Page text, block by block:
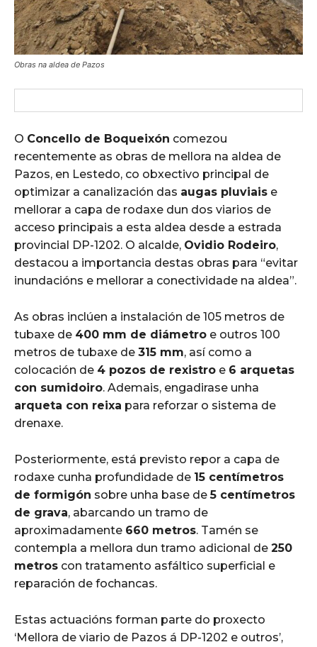
Obras na aldea de Pazos
O Concello de Boqueixón comezou
recentemente as obras de mellora na aldea de
Pazos, en Lestedo, co obxectivo principal de
optimizar a canalización das augas pluviais e
mellorar a capa de rodaxe dun dos viarios de
acceso principais a esta aldea desde a estrada
provincial DP-1202. O alcalde, Ovidio Rodeiro,
destacou a importancia destas obras para “evitar
inundacións e mellorar a conectividade na aldea”.
As obras inclúen a instalación de 105 metros de
tubaxe de 400 mm de diámetro e outros 100
metros de tubaxe de 315 mm, así como a
colocación de 4 pozos de rexistro e 6 arquetas
con sumidoiro. Ademais, engadirase unha
arqueta con reixa para reforzar o sistema de
drenaxe.
Posteriormente, está previsto repor a capa de
rodaxe cunha profundidade de 15 centímetros
de formigón sobre unha base de5 centímetros
de grava, abarcando un tramo de
aproximadamente 660 metros. Tamén se
contempla a mellora dun tramo adicional de 250
metros con tratamento asfáltico superficial e
reparación de fochancas.
Estas actuacións forman parte do proxecto
‘Mellora de viario de Pazos á DP-1202 e outros’,